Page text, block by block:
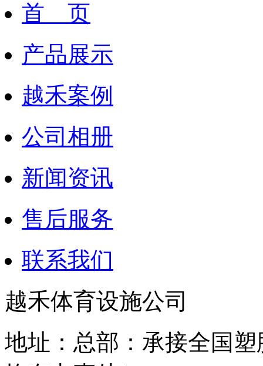
首 页
产品展示
越禾案例
公司相册
新闻资讯
售后服务
联系我们
越禾体育设施公司
地址：总部：承接全国